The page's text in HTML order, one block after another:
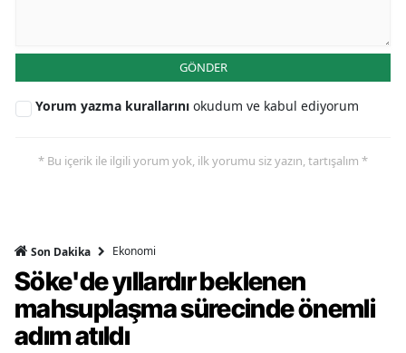
GÖNDER
Yorum yazma kurallarını okudum ve kabul ediyorum
* Bu içerik ile ilgili yorum yok, ilk yorumu siz yazın, tartışalım *
Son Dakika Ekonomi
Söke'de yıllardır beklenen
mahsuplaşma sürecinde önemli
adım atıldı